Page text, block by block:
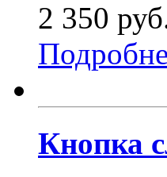
2 350
Кнопка